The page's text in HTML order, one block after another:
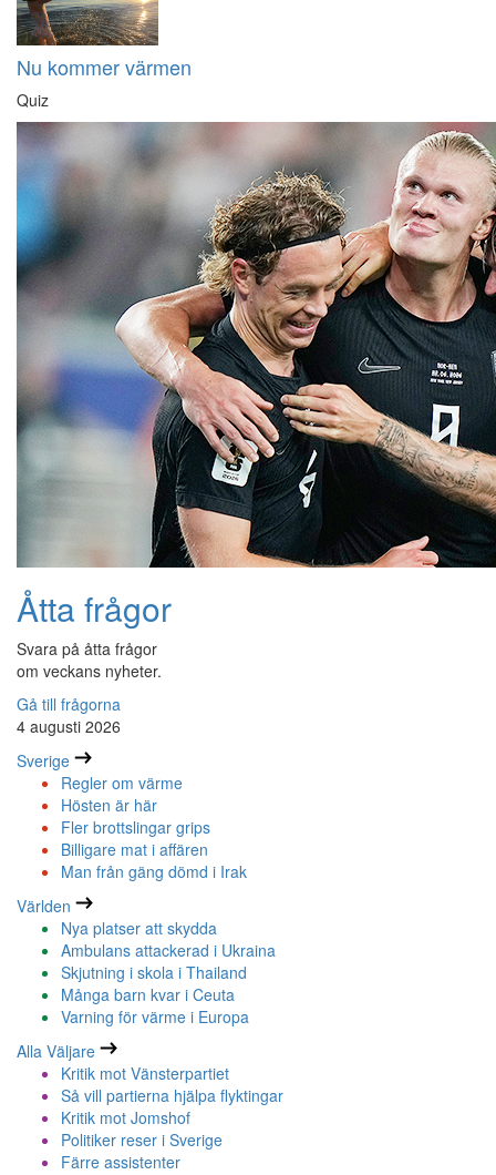
Nu kommer värmen
Quiz
Åtta frågor
Svara på åtta frågor
om veckans nyheter.
Gå till frågorna
4 augusti 2026
Sverige
Regler om värme
Hösten är här
Fler brottslingar grips
Billigare mat i affären
Man från gäng dömd i Irak
Världen
Nya platser att skydda
Ambulans attackerad i Ukraina
Skjutning i skola i Thailand
Många barn kvar i Ceuta
Varning för värme i Europa
Alla Väljare
Kritik mot Vänsterpartiet
Så vill partierna hjälpa flyktingar
Kritik mot Jomshof
Politiker reser i Sverige
Färre assistenter